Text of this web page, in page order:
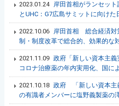
2023.01.24
岸田首相がランセッ
とUHC：G7広島サミットに向けた
2022.10.06
岸田首相 総合経済対
制・制度改革で総合的、効果的
2021.11.09 政府「新しい資本主
コロナ治療薬の年内実用化、国に
2021.10.18 政府 「新しい資本主
の有識者メンバーに塩野義製薬の